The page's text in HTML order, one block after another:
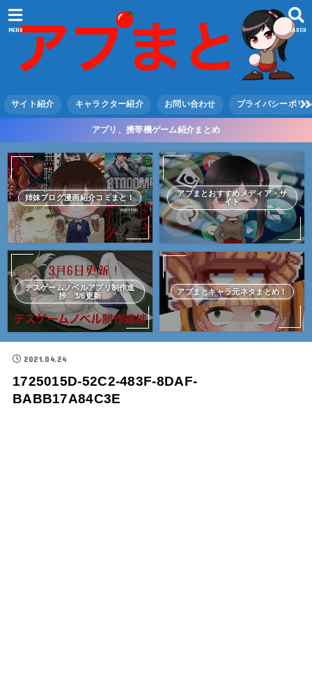
SEARCH
MENU
サイト紹介 キャラクター紹介 お問い合わせ プライバシーポリ
アプリ、携帯機ゲーム紹介まとめ
姉妹ブログ漫画紹介コミまと！
アプまとおすすめメディア・サ
イト
デスゲームノベルアプリ制作進
捗 3/6更新
アプまとキャラ元ネタまとめ！
2021.04.24
1725015D-52C2-483F-8DAF-
BABB17A84C3E